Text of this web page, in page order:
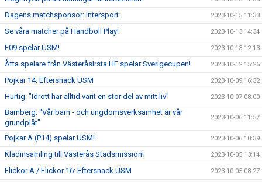
Dagens matchsponsor: Intersport 2023-10-15 11:33
Se våra matcher på Handboll Play! 2023-10-13 14:34
F09 spelar USM! 2023-10-13 12:13
Åtta spelare från VästeråsIrsta HF spelar Sverigecupen! 2023-10-12 15:26
Pojkar 14: Eftersnack USM 2023-10-09 16:32
Hurtig: "Idrott har alltid varit en stor del av mitt liv" 2023-10-07 08:00
Bamberg: "Vår barn - och ungdomsverksamhet är vår
grundplåt"
2023-10-06 11:57
Pojkar A (P14) spelar USM! 2023-10-06 10:39
Klädinsamling till Västerås Stadsmission! 2023-10-05 13:14
Flickor A / Flickor 16: Eftersnack USM 2023-10-05 08:27